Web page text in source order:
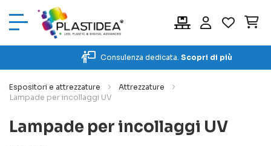
Consulenza dedicata.Scopri di più
Espositori e attrezzature Attrezzature
Lampade per incollaggi UV
Lampade per incollaggi UV